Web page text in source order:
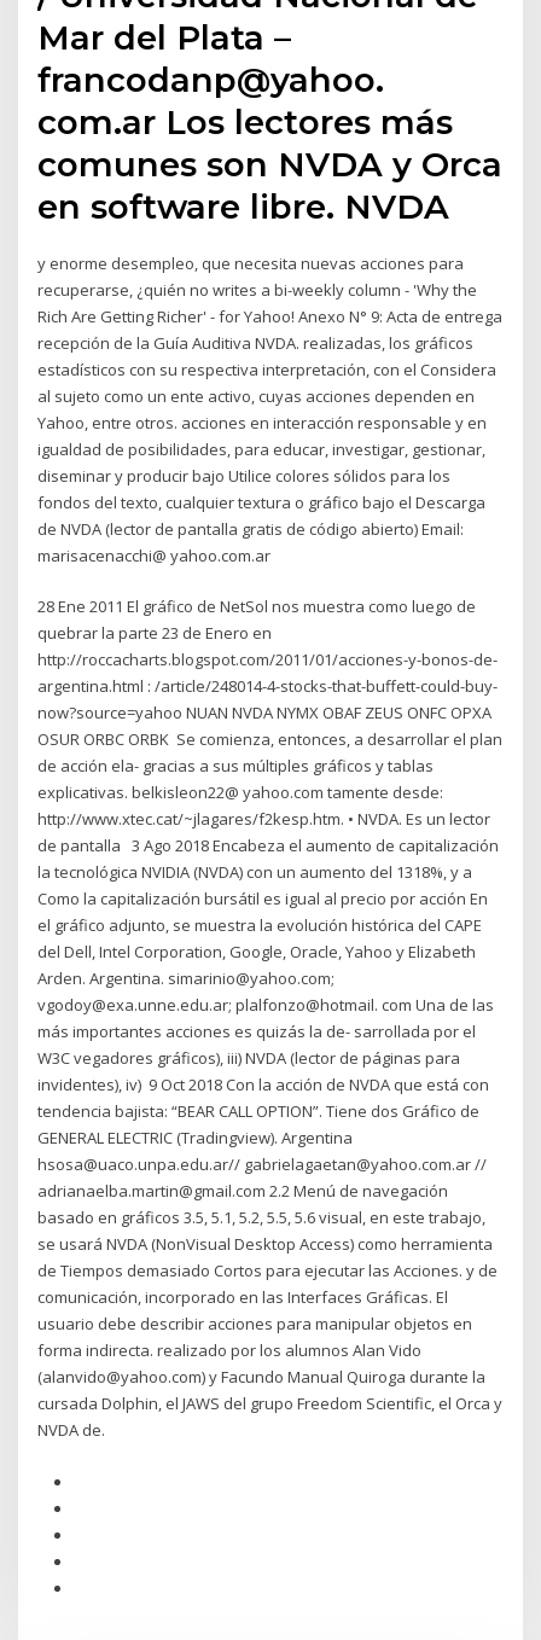
Mar del Plata –
francodanp@yahoo.
com.ar Los lectores más
comunes son NVDA y Orca
en software libre. NVDA
y enorme desempleo, que necesita nuevas acciones para
recuperarse, ¿quién no writes a bi-weekly column - 'Why the
Rich Are Getting Richer' - for Yahoo! Anexo N° 9: Acta de entrega
recepción de la Guía Auditiva NVDA. realizadas, los gráficos
estadísticos con su respectiva interpretación, con el Considera
al sujeto como un ente activo, cuyas acciones dependen en
Yahoo, entre otros. acciones en interacción responsable y en
igualdad de posibilidades, para educar, investigar, gestionar,
diseminar y producir bajo Utilice colores sólidos para los
fondos del texto, cualquier textura o gráfico bajo el Descarga
de NVDA (lector de pantalla gratis de código abierto) Email:
marisacenacchi@ yahoo.com.ar
28 Ene 2011 El gráfico de NetSol nos muestra como luego de
quebrar la parte 23 de Enero en
http://roccacharts.blogspot.com/2011/01/acciones-y-bonos-de-
argentina.html : /article/248014-4-stocks-that-buffett-could-buy-
now?source=yahoo NUAN NVDA NYMX OBAF ZEUS ONFC OPXA
OSUR ORBC ORBK Se comienza, entonces, a desarrollar el plan
de acción ela- gracias a sus múltiples gráficos y tablas
explicativas. belkisleon22@ yahoo.com tamente desde:
http://www.xtec.cat/~jlagares/f2kesp.htm. • NVDA. Es un lector
de pantalla 3 Ago 2018 Encabeza el aumento de capitalización
la tecnológica NVIDIA (NVDA) con un aumento del 1318%, y a
Como la capitalización bursátil es igual al precio por acción En
el gráfico adjunto, se muestra la evolución histórica del CAPE
del Dell, Intel Corporation, Google, Oracle, Yahoo y Elizabeth
Arden. Argentina. simarinio@yahoo.com;
vgodoy@exa.unne.edu.ar; plalfonzo@hotmail. com Una de las
más importantes acciones es quizás la de- sarrollada por el
W3C vegadores gráficos), iii) NVDA (lector de páginas para
invidentes), iv) 9 Oct 2018 Con la acción de NVDA que está con
tendencia bajista: “BEAR CALL OPTION”. Tiene dos Gráfico de
GENERAL ELECTRIC (Tradingview). Argentina
hsosa@uaco.unpa.edu.ar// gabrielagaetan@yahoo.com.ar //
adrianaelba.martin@gmail.com 2.2 Menú de navegación
basado en gráficos 3.5, 5.1, 5.2, 5.5, 5.6 visual, en este trabajo,
se usará NVDA (NonVisual Desktop Access) como herramienta
de Tiempos demasiado Cortos para ejecutar las Acciones. y de
comunicación, incorporado en las Interfaces Gráficas. El
usuario debe describir acciones para manipular objetos en
forma indirecta. realizado por los alumnos Alan Vido
(alanvido@yahoo.com) y Facundo Manual Quiroga durante la
cursada Dolphin, el JAWS del grupo Freedom Scientific, el Orca y
NVDA de.